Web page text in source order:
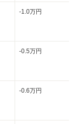
-1.0万円
-0.5万円
-0.6万円